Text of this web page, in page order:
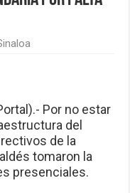
Por no estar
del
de la
tomaron la
presenciales.